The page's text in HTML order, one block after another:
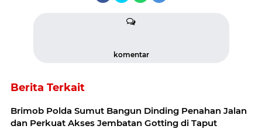
komentar
Berita Terkait
Brimob Polda Sumut Bangun Dinding Penahan Jalan
dan Perkuat Akses Jembatan Gotting di Taput